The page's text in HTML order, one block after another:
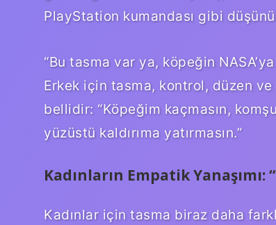
PlayStation kumandası gibi
“Bu tasma var ya, köpeğin
Erkek için tasma, kontrol, düzen
bellidir: “Köpeğim kaçmasın,
yüzüstü kaldırıma yatırmasın.”
Kadınların Empatik Yanaşımı:
Kadınlar için tasma biraz daha